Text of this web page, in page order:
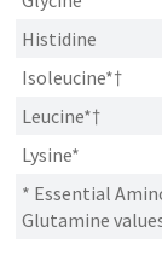
Histidine
Isoleucine*†
Leucine*†
Lysine*
* Essential
Glutamine